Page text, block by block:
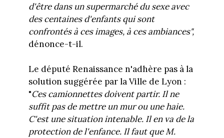
d'être dans un supermarché du sexe avec
des centaines d'enfants qui sont
confrontés à ces images, à ces ambiances",
dénonce-t-il.
Le député Renaissance n'adhère pas à la
solution suggérée par la Ville de Lyon :
"Ces camionnettes doivent partir. Il ne
suffit pas de mettre un mur ou une haie.
C'est une situation intenable. Il en va de la
protection de l'enfance. Il faut que M.